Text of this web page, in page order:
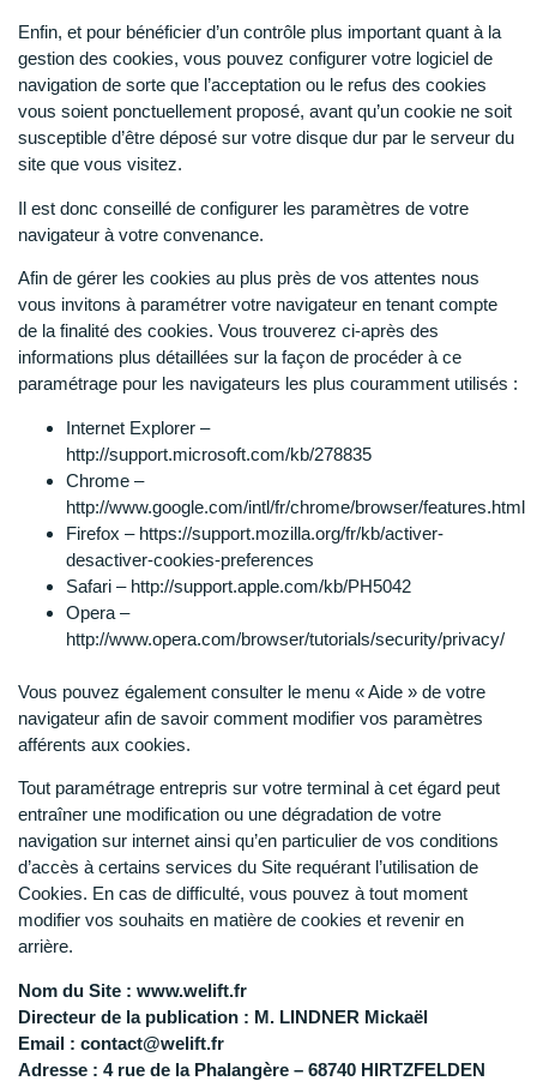
Enfin, et pour bénéficier d’un contrôle plus important quant à la
gestion des cookies, vous pouvez configurer votre logiciel de
navigation de sorte que l’acceptation ou le refus des cookies
vous soient ponctuellement proposé, avant qu’un cookie ne soit
susceptible d’être déposé sur votre disque dur par le serveur du
site que vous visitez.
Il est donc conseillé de configurer les paramètres de votre
navigateur à votre convenance.
Afin de gérer les cookies au plus près de vos attentes nous
vous invitons à paramétrer votre navigateur en tenant compte
de la finalité des cookies. Vous trouverez ci-après des
informations plus détaillées sur la façon de procéder à ce
paramétrage pour les navigateurs les plus couramment utilisés :
Internet Explorer –
http://support.microsoft.com/kb/278835
Chrome –
http://www.google.com/intl/fr/chrome/browser/features.html
Firefox – https://support.mozilla.org/fr/kb/activer-
desactiver-cookies-preferences
Safari – http://support.apple.com/kb/PH5042
Opera –
http://www.opera.com/browser/tutorials/security/privacy/
Vous pouvez également consulter le menu « Aide » de votre
navigateur afin de savoir comment modifier vos paramètres
afférents aux cookies.
Tout paramétrage entrepris sur votre terminal à cet égard peut
entraîner une modification ou une dégradation de votre
navigation sur internet ainsi qu’en particulier de vos conditions
d’accès à certains services du Site requérant l’utilisation de
Cookies. En cas de difficulté, vous pouvez à tout moment
modifier vos souhaits en matière de cookies et revenir en
arrière.
Nom du Site : www.welift.fr
Directeur de la publication : M. LINDNER Mickaël
Email : contact@welift.fr
Adresse : 4 rue de la Phalangère – 68740 HIRTZFELDEN